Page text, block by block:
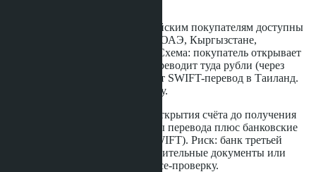
Кроме крипто-маршрута, российским покупателям доступны
SWIFT-переводы через банки в ОАЭ, Кыргызстане,
Казахстане, Сербии, Гонконге. Схема: покупатель открывает
счёт в банке третьей страны, переводит туда рубли (через
обменник или P2P), затем делает SWIFT-перевод в Таиланд.
Тайский банк выдаёт FET-форму.
Сроки: 1-3 недели от момента открытия счёта до получения
FET. Комиссия: 0,5-1% от суммы перевода плюс банковские
сборы (обычно 30-50 USD за SWIFT). Риск: банк третьей
страны может запросить дополнительные документы или
заморозить перевод на compliance-проверку.